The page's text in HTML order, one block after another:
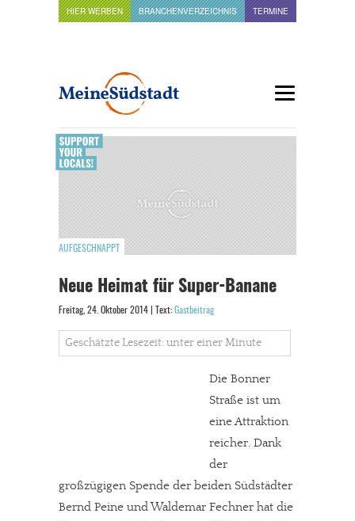
HIER WERBEN BRANCHENVERZEICHNIS TERMINE
AUFGESCHNAPPT
Neue Heimat für Super-Banane
Freitag, 24. Oktober 2014 | Text: Gastbeitrag
Geschätzte Lesezeit: unter einer Minute
Die Bonner
Straße ist um
eine Attraktion
reicher. Dank
der
großzügigen Spende der beiden Südstädter
Bernd Peine und Waldemar Fechner hat die